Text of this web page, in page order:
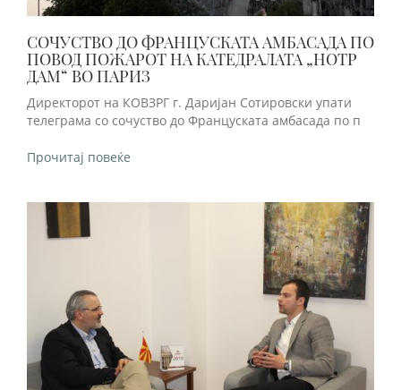
СОЧУСТВО ДО ФРАНЦУСКАТА АМБАСАДА ПО
ПОВОД ПОЖАРОТ НА КАТЕДРАЛАТА „НОТР
ДАМ“ ВО ПАРИЗ
Директорот на КОВЗРГ г. Даријан Сотировски упати
телеграма со сочуство до Француската амбасада по п
Прочитај повеќе